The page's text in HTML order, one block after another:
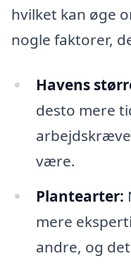
hvilket kan øge
nogle faktorer,
Havens
desto mere
være.
Plantearter:
mere
andre, og